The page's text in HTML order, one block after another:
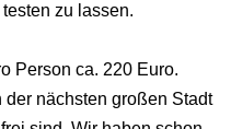
zu lassen.
Person ca. 220 Euro.
der nächsten großen Stadt